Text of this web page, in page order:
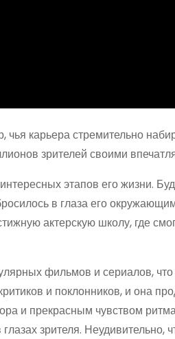
чья карьера стремительно
зрителей своими
этапов его жизни.
в глаза его
актерскую школу, где
фильмов и сериалов,
и поклонников, и она
и прекрасным чувством
зрителя. Неудивительно,